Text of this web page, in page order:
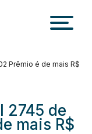
Prêmio é de mais R$
2745 de
mais R$